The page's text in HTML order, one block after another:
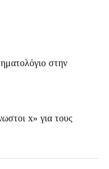
στην
x» για τους